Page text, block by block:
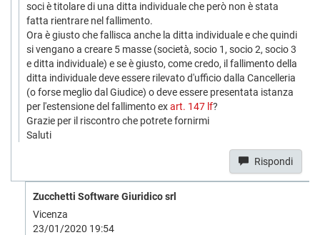
soci è titolare di una ditta individuale che però non è stata
fatta rientrare nel fallimento.
Ora è giusto che fallisca anche la ditta individuale e che quindi
si vengano a creare 5 masse (società, socio 1, socio 2, socio 3
e ditta individuale) e se è giusto, come credo, il fallimento della
ditta individuale deve essere rilevato d'ufficio dalla Cancelleria
(o forse meglio dal Giudice) o deve essere presentata istanza
per l'estensione del fallimento exart. 147 lf?
Grazie per il riscontro che potrete fornirmi
Saluti
Rispondi
Zucchetti Software Giuridico srl
Vicenza
23/01/2020 19:54